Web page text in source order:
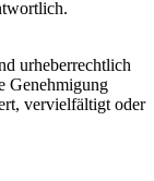
urheberrechtlich
Genehmigung
vervielfältigt oder